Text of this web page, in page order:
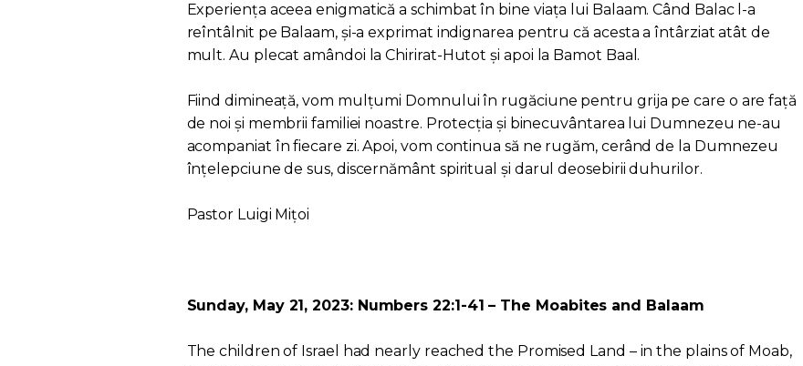
Experiența aceea enigmatică a schimbat în bine viața lui Balaam. Când Balac l-a
reîntâlnit pe Balaam, și-a exprimat indignarea pentru că acesta a întârziat atât de
mult. Au plecat amândoi la Chirirat-Hutot și apoi la Bamot Baal.
Fiind dimineață, vom mulțumi Domnului în rugăciune pentru grija pe care o are față
de noi și membrii familiei noastre. Protecția și binecuvântarea lui Dumnezeu ne-au
acompaniat în fiecare zi. Apoi, vom continua să ne rugăm, cerând de la Dumnezeu
înțelepciune de sus, discernământ spiritual și darul deosebirii duhurilor.
Pastor Luigi Mițoi
Sunday, May 21, 2023: Numbers 22:1-41 – The Moabites and Balaam
The children of Israel had nearly reached the Promised Land – in the plains of Moab,